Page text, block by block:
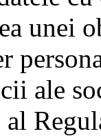
unei
ale